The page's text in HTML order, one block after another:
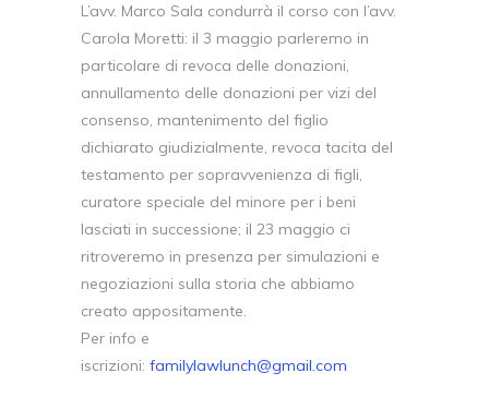
L’avv. Marco Sala condurrà il corso con l’avv.
Carola Moretti: il 3 maggio parleremo in
particolare di revoca delle donazioni,
annullamento delle donazioni per vizi del
consenso, mantenimento del figlio
dichiarato giudizialmente, revoca tacita del
testamento per sopravvenienza di figli,
curatore speciale del minore per i beni
lasciati in successione; il 23 maggio ci
ritroveremo in presenza per simulazioni e
negoziazioni sulla storia che abbiamo
creato appositamente.
Per info e
iscrizioni: familylawlunch@gmail.com